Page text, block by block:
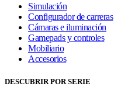
Simulación
Configurador de carreras
Cámaras e iluminación
Gamepads y controles
Mobiliario
Accesorios
DESCUBRIR POR SERIE